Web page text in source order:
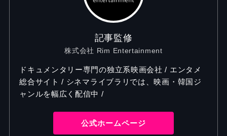
記事監修
株式会社 Rim Entertainment
ドキュメンタリー専門の独立系映画会社 / エンタメ
総合サイト / シネマライブラリでは、映画・韓国ジ
ャンルを幅広く配信中 /
公式ホームページ